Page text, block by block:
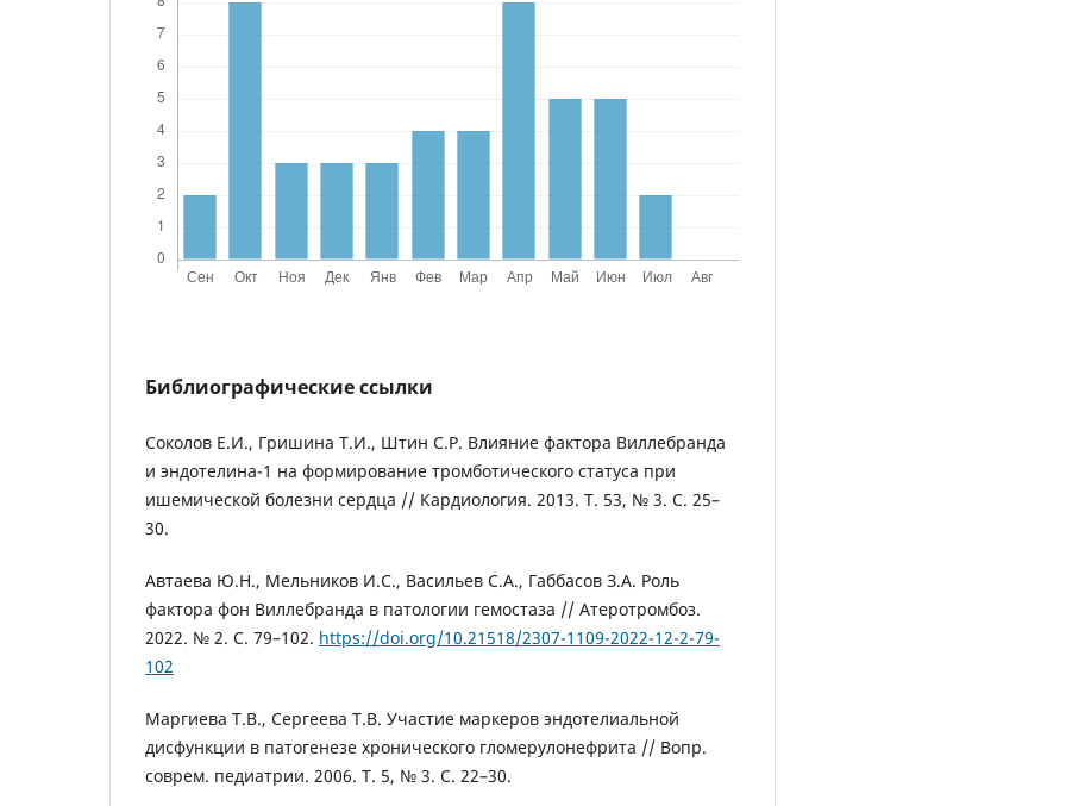
Библиографические ссылки
Соколов Е.И., Гришина Т.И., Штин С.Р. Влияние фактора Виллебранда
и эндотелина-1 на формирование тромботического статуса при
ишемической болезни сердца // Кардиология. 2013. Т. 53, № 3. С. 25–
30.
Автаева Ю.Н., Мельников И.С., Васильев С.А., Габбасов З.А. Роль
фактора фон Виллебранда в патологии гемостаза // Атеротромбоз.
2022. № 2. С. 79–102. https://doi.org/10.21518/2307-1109-2022-12-2-79-
102
Маргиева Т.В., Сергеева Т.В. Участие маркеров эндотелиальной
дисфункции в патогенезе хронического гломерулонефрита // Вопр.
соврем. педиатрии. 2006. Т. 5, № 3. С. 22–30.